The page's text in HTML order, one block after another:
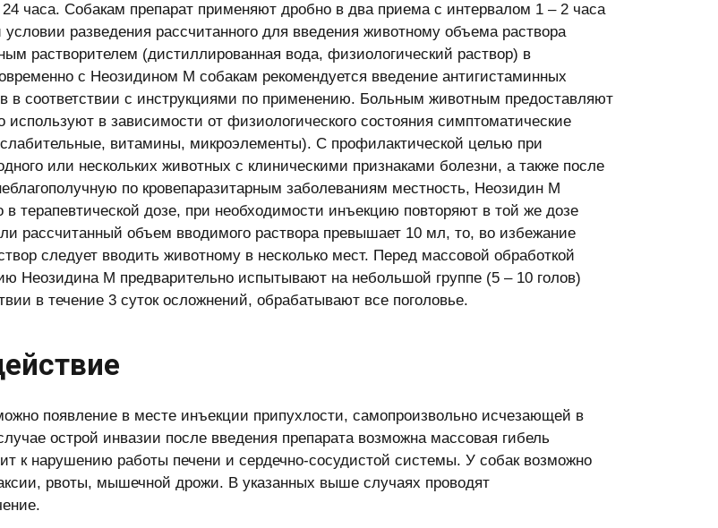
часа. Собакам препарат применяют дробно в два приема с интервалом 1 – 2 часа
разведения рассчитанного для введения животному объема раствора
растворителем (дистиллированная вода, физиологический раствор) в
с Неозидином М собакам рекомендуется введение антигистаминных
в соответствии с инструкциями по применению. Больным животным предоставляют
используют в зависимости от физиологического состояния симптоматические
витамины, микроэлементы). С профилактической целью при
или нескольких животных с клиническими признаками болезни, а также после
по кровепаразитарным заболеваниям местность, Неозидин М
в терапевтической дозе, при необходимости инъекцию повторяют в той же дозе
рассчитанный объем вводимого раствора превышает 10 мл, то, во избежание
следует вводить животному в несколько мест. Перед массовой обработкой
Неозидина М предварительно испытывают на небольшой группе (5 – 10 голов)
в течение 3 суток осложнений, обрабатывают все поголовье.
появление в месте инъекции припухлости, самопроизвольно исчезающей в
острой инвазии после введения препарата возможна массовая гибель
к нарушению работы печени и сердечно-сосудистой системы. У собак возможно
рвоты, мышечной дрожи. В указанных выше случаях проводят